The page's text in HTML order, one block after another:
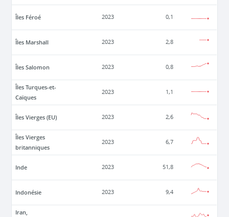
Îles Féroé 2023 0,1
Îles Marshall 2023 2,8
Îles Salomon 2023 0,8
Îles Turques-et-
Caïques
2023 1,1
Îles Vierges (EU) 2023 2,6
Îles Vierges
britanniques
2023 6,7
Inde 2023 51,8
Indonésie 2023 9,4
Iran,